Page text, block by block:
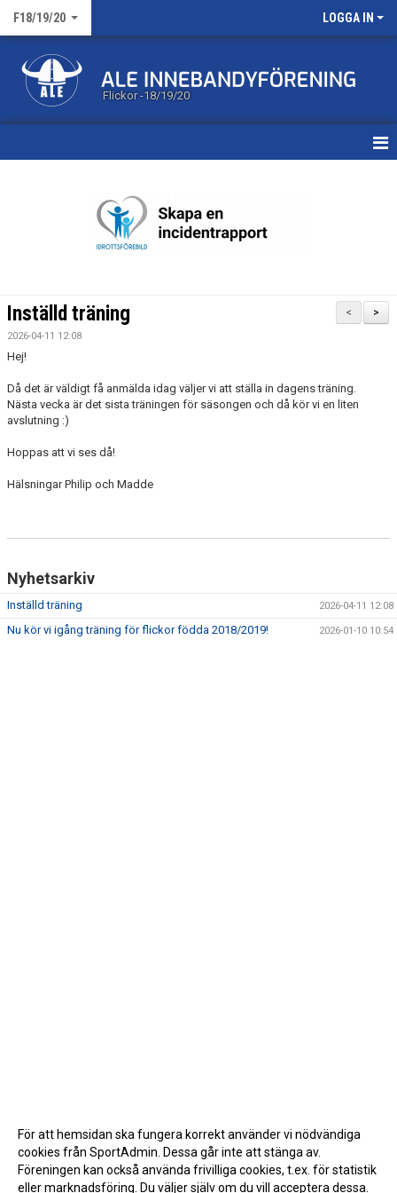
F18/19/20 LOGGA IN
Flickor -18/19/20
TRUPPEN
DOKUMENT
KONTAKT
>
<
Inställd träning
2026-04-11 12:08
Hej!
Då det är väldigt få anmälda idag väljer vi att ställa in dagens träning.
Nästa vecka är det sista träningen för säsongen och då kör vi en liten
avslutning :)
Hoppas att vi ses då!
Hälsningar Philip och Madde
Nyhetsarkiv
Inställd träning 2026-04-11 12:08
Nu kör vi igång träning för flickor födda 2018/2019! 2026-01-10 10:54
För att hemsidan ska fungera korrekt använder vi nödvändiga
cookies från SportAdmin. Dessa går inte att stänga av.
Föreningen kan också använda frivilliga cookies, t.ex. för statistik
eller marknadsföring. Du väljer själv om du vill acceptera dessa.